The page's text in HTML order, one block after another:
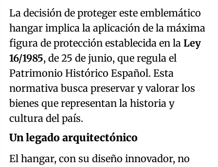
La decisión de proteger este emblemático
hangar implica la aplicación de la máxima
figura de protección establecida en la Ley
16/1985, de 25 de junio, que regula el
Patrimonio Histórico Español. Esta
normativa busca preservar y valorar los
bienes que representan la historia y
cultura del país.
Un legado arquitectónico
El hangar, con su diseño innovador, no